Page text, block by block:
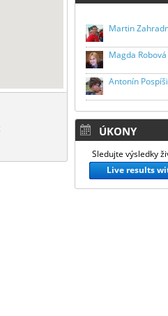
Martin
Magda Robová
Antonín
ÚKONY
Sledujte výsledky
Live results